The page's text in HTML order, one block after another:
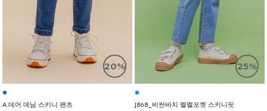
20%
A.데어 데님 스키니 팬츠
25%
J868_비싼바지 멜멜포켓 스키니핏